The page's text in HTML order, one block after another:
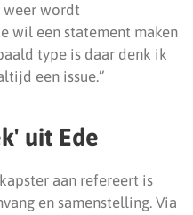
weer wordt
wil een statement maken
type is daar denk ik
een issue.”
uit Ede
aan refereert is
en samenstelling. Via